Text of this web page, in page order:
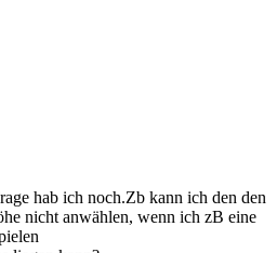
hab ich noch.Zb kann ich den den
nicht anwählen, wenn ich zB eine